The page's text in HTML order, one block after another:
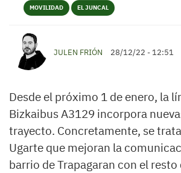
MOVILIDAD EL JUNCAL
JULEN FRIÓN 28/12/22 - 12:51
Desde el próximo 1 de enero, la
Bizkaibus A3129 incorpora
trayecto. Concretamente, se
Ugarte que mejoran la
barrio de Trapagaran con el